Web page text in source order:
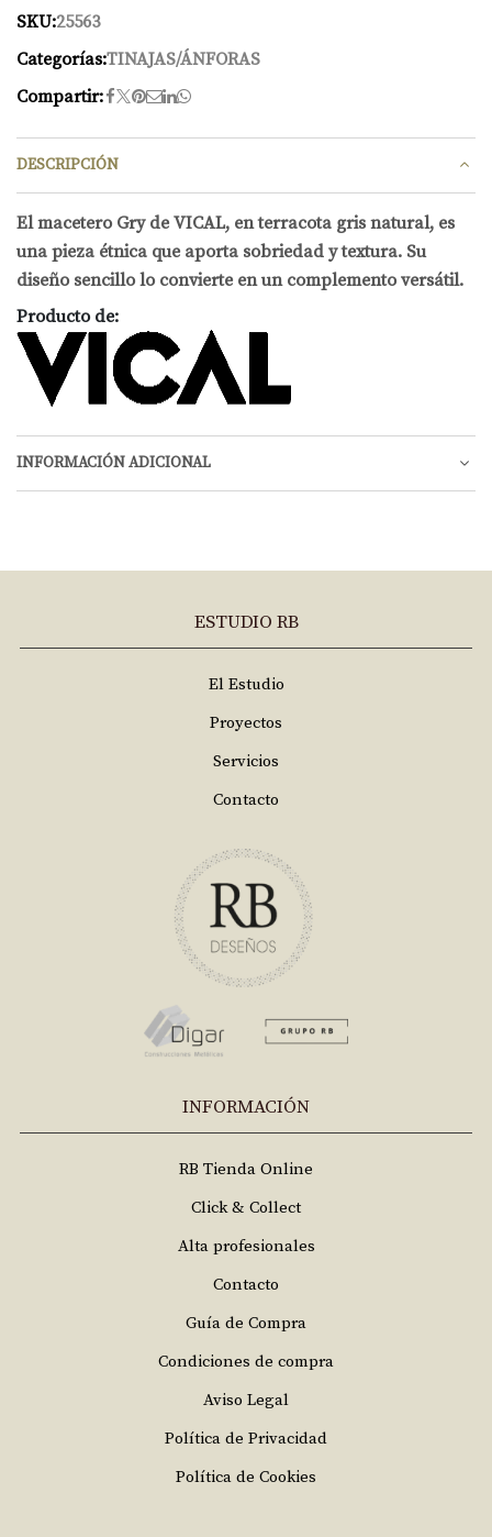
SKU:25563
Categorías:TINAJAS/ÁNFORAS
Compartir:
DESCRIPCIÓN
El macetero Gry de VICAL, en terracota gris natural, es
una pieza étnica que aporta sobriedad y textura. Su
diseño sencillo lo convierte en un complemento versátil.
Producto de:
INFORMACIÓN ADICIONAL
ESTUDIO RB
El Estudio
Proyectos
Servicios
Contacto
INFORMACIÓN
RB Tienda Online
Click & Collect
Alta profesionales
Contacto
Guía de Compra
Condiciones de compra
Aviso Legal
Política de Privacidad
Política de Cookies